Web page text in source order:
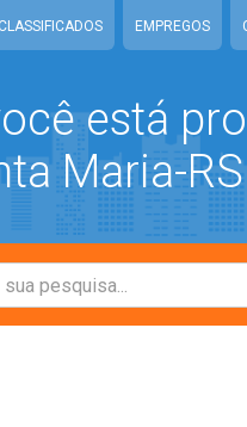
CLASSIFICADOS EMPREGOS
está
Maria-RS